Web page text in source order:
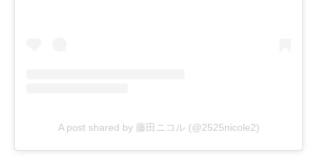
A post shared by 藤田ニコル (@2525nicole2)